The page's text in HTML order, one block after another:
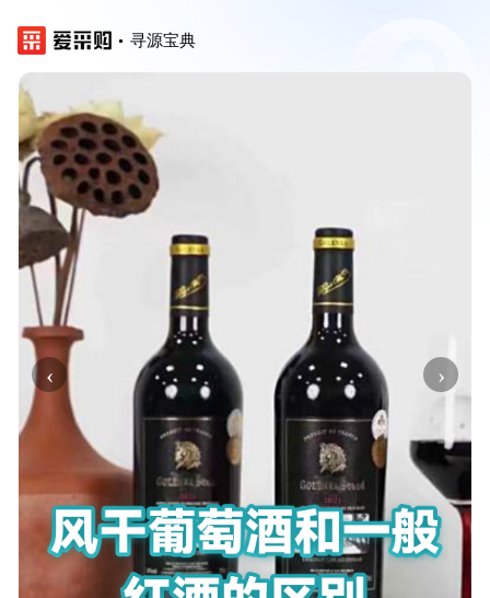
寻源宝典
‹ ›